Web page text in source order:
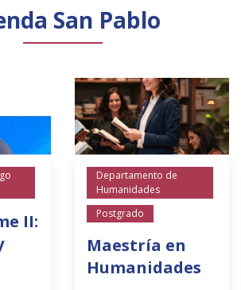
San Pablo
II:
Departamento de
Humanidades
Postgrado
Maestría en
Humanidades